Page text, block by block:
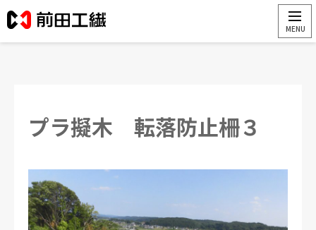
プラ擬木 転落防止柵３